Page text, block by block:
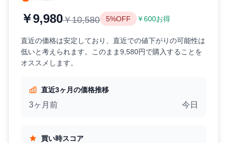
￥9,980￥10,580 5%OFF ￥600お得
直近の価格は安定しており、直近での値下がりの可能性は
低いと考えられます。このまま9,580円で購入することを
オススメします。
直近3ヶ月の価格推移
3ヶ月前 今日
買い時スコア